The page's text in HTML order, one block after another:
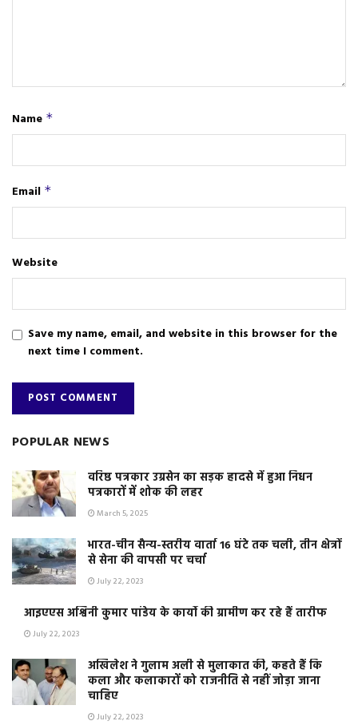
Name *
Email *
Website
Save my name, email, and website in this browser for the
next time I comment.
POPULAR NEWS
वरिष्ठ पत्रकार उग्रसेन का सड़क हादसे में हुआ निधन
पत्रकारों में शोक की लहर
March 5, 2025
भारत-चीन सैन्य-स्तरीय वार्ता 16 घंटे तक चली, तीन क्षेत्रों
से सेना की वापसी पर चर्चा
July 22, 2023
आइएएस अश्विनी कुमार पांडेय के कार्यो की ग्रामीण कर रहे हैं तारीफ
July 22, 2023
अखिलेश ने गुलाम अली से मुलाकात की, कहते हैं कि
कला और कलाकारों को राजनीति से नहीं जोड़ा जाना
चाहिए
July 22, 2023